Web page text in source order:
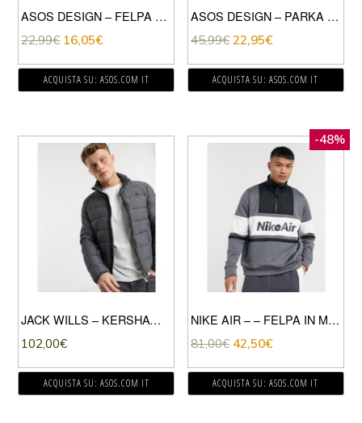
ASOS DESIGN – FELPA DOLCEVITA ATTILLATA IN TESSUTO ORGANICO GRIGIO
22,99€ 16,05€
ACQUISTA SU: ASOS.COM IT
ASOS DESIGN – PARKA IN JERSEY CON STAMPA SUL RETRO-NERO
45,99€ 22,95€
ACQUISTA SU: ASOS.COM IT
JACK WILLS – KERSHAW – PIUMINO LEGGERO GRIGIO
102,00€
ACQUISTA SU: ASOS.COM IT
-48%
NIKE AIR – – FELPA IN MAGLIA DI POLIESTERE GRIGIA CON ZIP CORTA-GRIGIO
81,00€ 42,50€
ACQUISTA SU: ASOS.COM IT